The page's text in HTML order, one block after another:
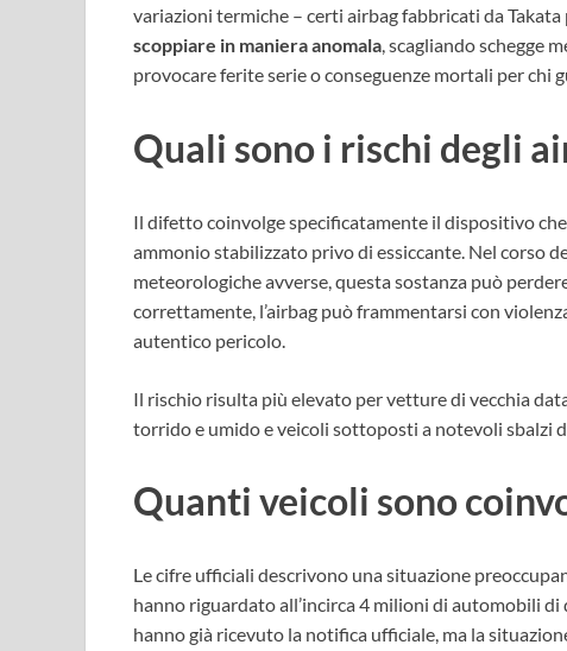
variazioni termiche – certi airbag fabbricati da
scoppiare in maniera anomala, scagliando schegge
provocare ferite serie o conseguenze mortali per chi
Quali sono i rischi degli
Il difetto coinvolge specificatamente il dispositivo
ammonio stabilizzato privo di essiccante. Nel corso
meteorologiche avverse, questa sostanza può
correttamente, l’airbag può frammentarsi con
autentico pericolo.
Il rischio risulta più elevato per vetture di vecchia
torrido e umido e veicoli sottoposti a notevoli sbalzi
Quanti veicoli sono
Le cifre ufficiali descrivono una situazione
hanno riguardato all’incirca 4 milioni di automobili
hanno già ricevuto la notifica ufficiale, ma la